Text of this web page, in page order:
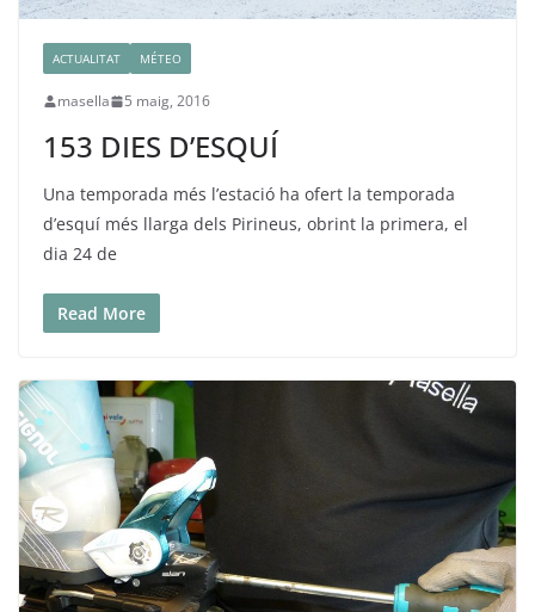
ACTUALITAT MÉTEO
masella 5 maig, 2016
153 DIES D’ESQUÍ
Una temporada més l’estació ha ofert la temporada
d’esquí més llarga dels Pirineus, obrint la primera, el
dia 24 de
Read More